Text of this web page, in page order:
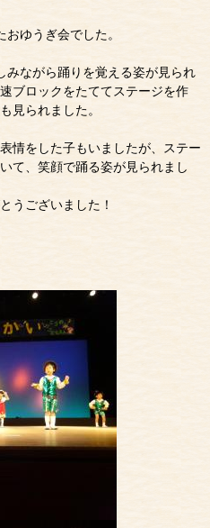
ゆうぎ会でした。
みながら踊りを覚える姿が見られ
ブロックをたててステージを作
見られました。
情をした子もいましたが、ステー
て、笑顔で踊る姿が見られまし
うございました！